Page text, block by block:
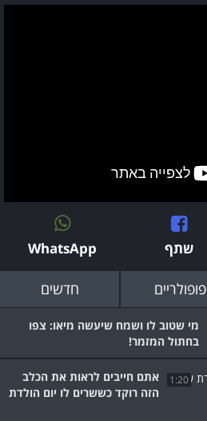
שתף WhatsApp
פופולריים חדשים
מי שטוב לו ושמח שיעשה מיאו: צפו
בחתול המזמר!
1:20
אתם חייבים לראות את הכלב
הזה רוקד כששרים לו יום הולדת